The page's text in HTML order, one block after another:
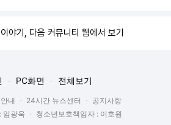
야기, 다음 커뮤니티 웹에서 보기
PC화면 전체보기
내 24시간 뉴스센터
공지사항
임광욱
청소년보호책임자 : 이호원